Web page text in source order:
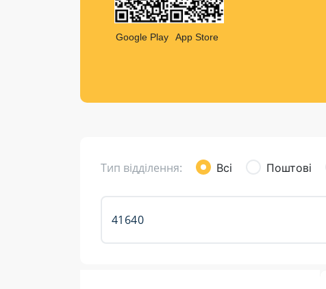
Листи та листівки
Кур’єрська доставка
Google Play App Store
Тип відділення: Всі Поштові